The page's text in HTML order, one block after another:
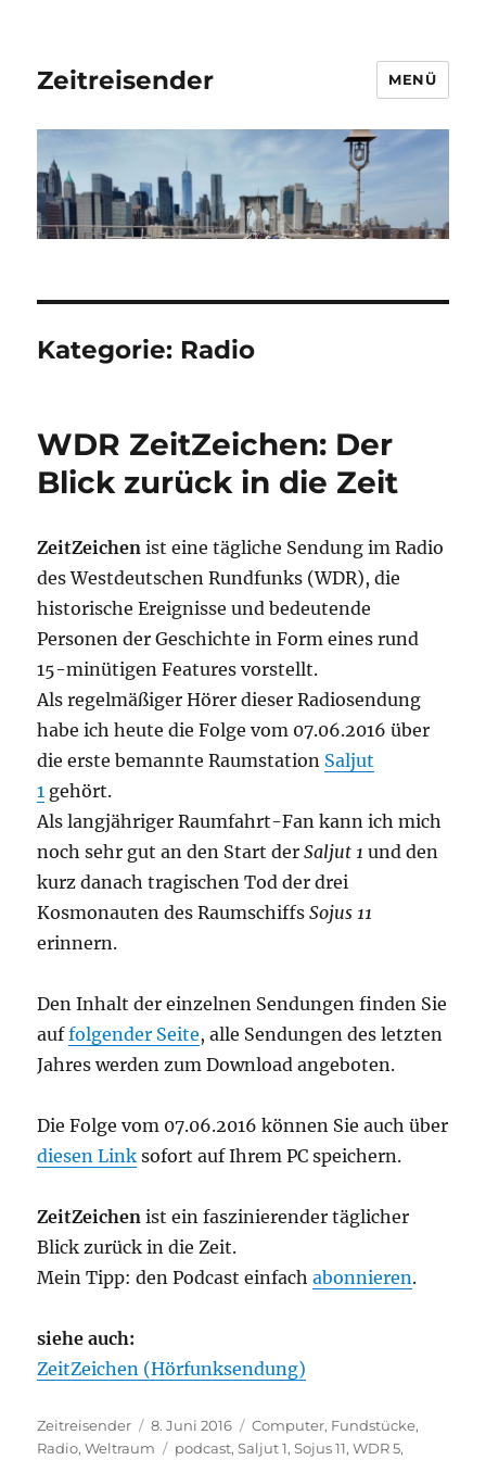
Zeitreisender MENÜ
Kategorie: Radio
WDR ZeitZeichen: Der
Blick zurück in die Zeit
ZeitZeichen ist eine tägliche Sendung im Radio
des Westdeutschen Rundfunks (WDR), die
historische Ereignisse und bedeutende
Personen der Geschichte in Form eines rund
15-minütigen Features vorstellt.
Als regelmäßiger Hörer dieser Radiosendung
habe ich heute die Folge vom 07.06.2016 über
die erste bemannte Raumstation Saljut
1 gehört.
Als langjähriger Raumfahrt-Fan kann ich mich
noch sehr gut an den Start derSaljut 1 und den
kurz danach tragischen Tod der drei
Kosmonauten des RaumschiffsSojus 11
erinnern.
Den Inhalt der einzelnen Sendungen finden Sie
auffolgender Seite, alle Sendungen des letzten
Jahres werden zum Download angeboten.
Die Folge vom 07.06.2016 können Sie auch über
diesen Link sofort auf Ihrem PC speichern.
ZeitZeichen ist ein faszinierender täglicher
Blick zurück in die Zeit.
Mein Tipp: den Podcast einfachabonnieren.
siehe auch:
ZeitZeichen (Hörfunksendung)
Autor
Zeitreisender
Veröffentlicht
am
8. Juni 2016 Kategorien
Computer, Fundstücke,
Radio,Weltraum Schlagwörter
podcast,Saljut 1,Sojus 11,WDR 5,